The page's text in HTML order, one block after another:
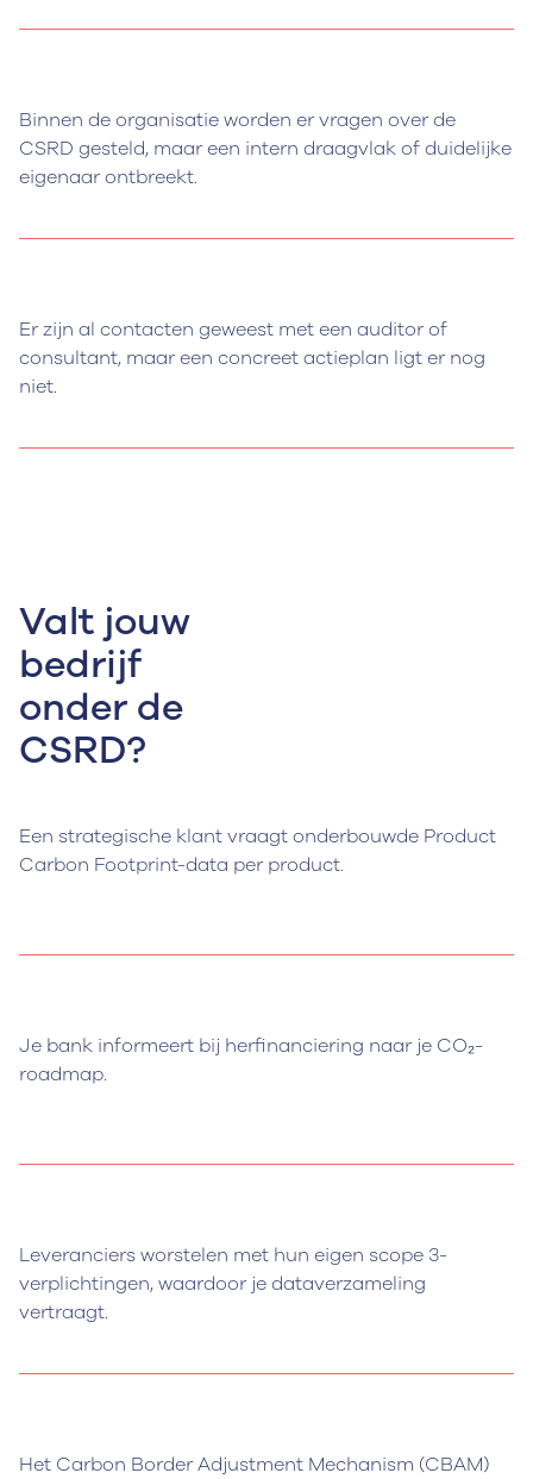
Binnen de organisatie worden er vragen over de
CSRD gesteld, maar een intern draagvlak of duidelijke
eigenaar ontbreekt.
Er zijn al contacten geweest met een auditor of
consultant, maar een concreet actieplan ligt er nog
niet.
Valt jouw
bedrijf
onder de
CSRD?
Een strategische klant vraagt onderbouwde Product
Carbon Footprint-data per product.
Je bank informeert bij herfinanciering naar je CO₂-
roadmap.
Leveranciers worstelen met hun eigen scope 3-
verplichtingen, waardoor je dataverzameling
vertraagt.
Het Carbon Border Adjustment Mechanism (CBAM)